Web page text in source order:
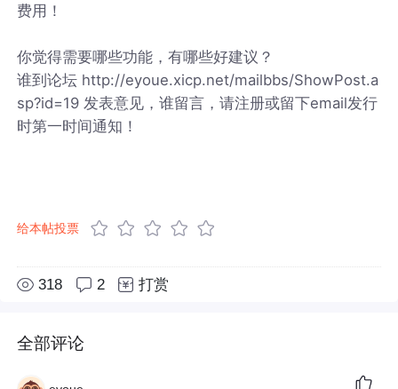
费用！
你觉得需要哪些功能，有哪些好建议？
谁到论坛 http://eyoue.xicp.net/mailbbs/ShowPost.a
sp?id=19 发表意见，谁留言，请注册或留下email发行
时第一时间通知！
给本帖投票
318 2 打赏
全部评论